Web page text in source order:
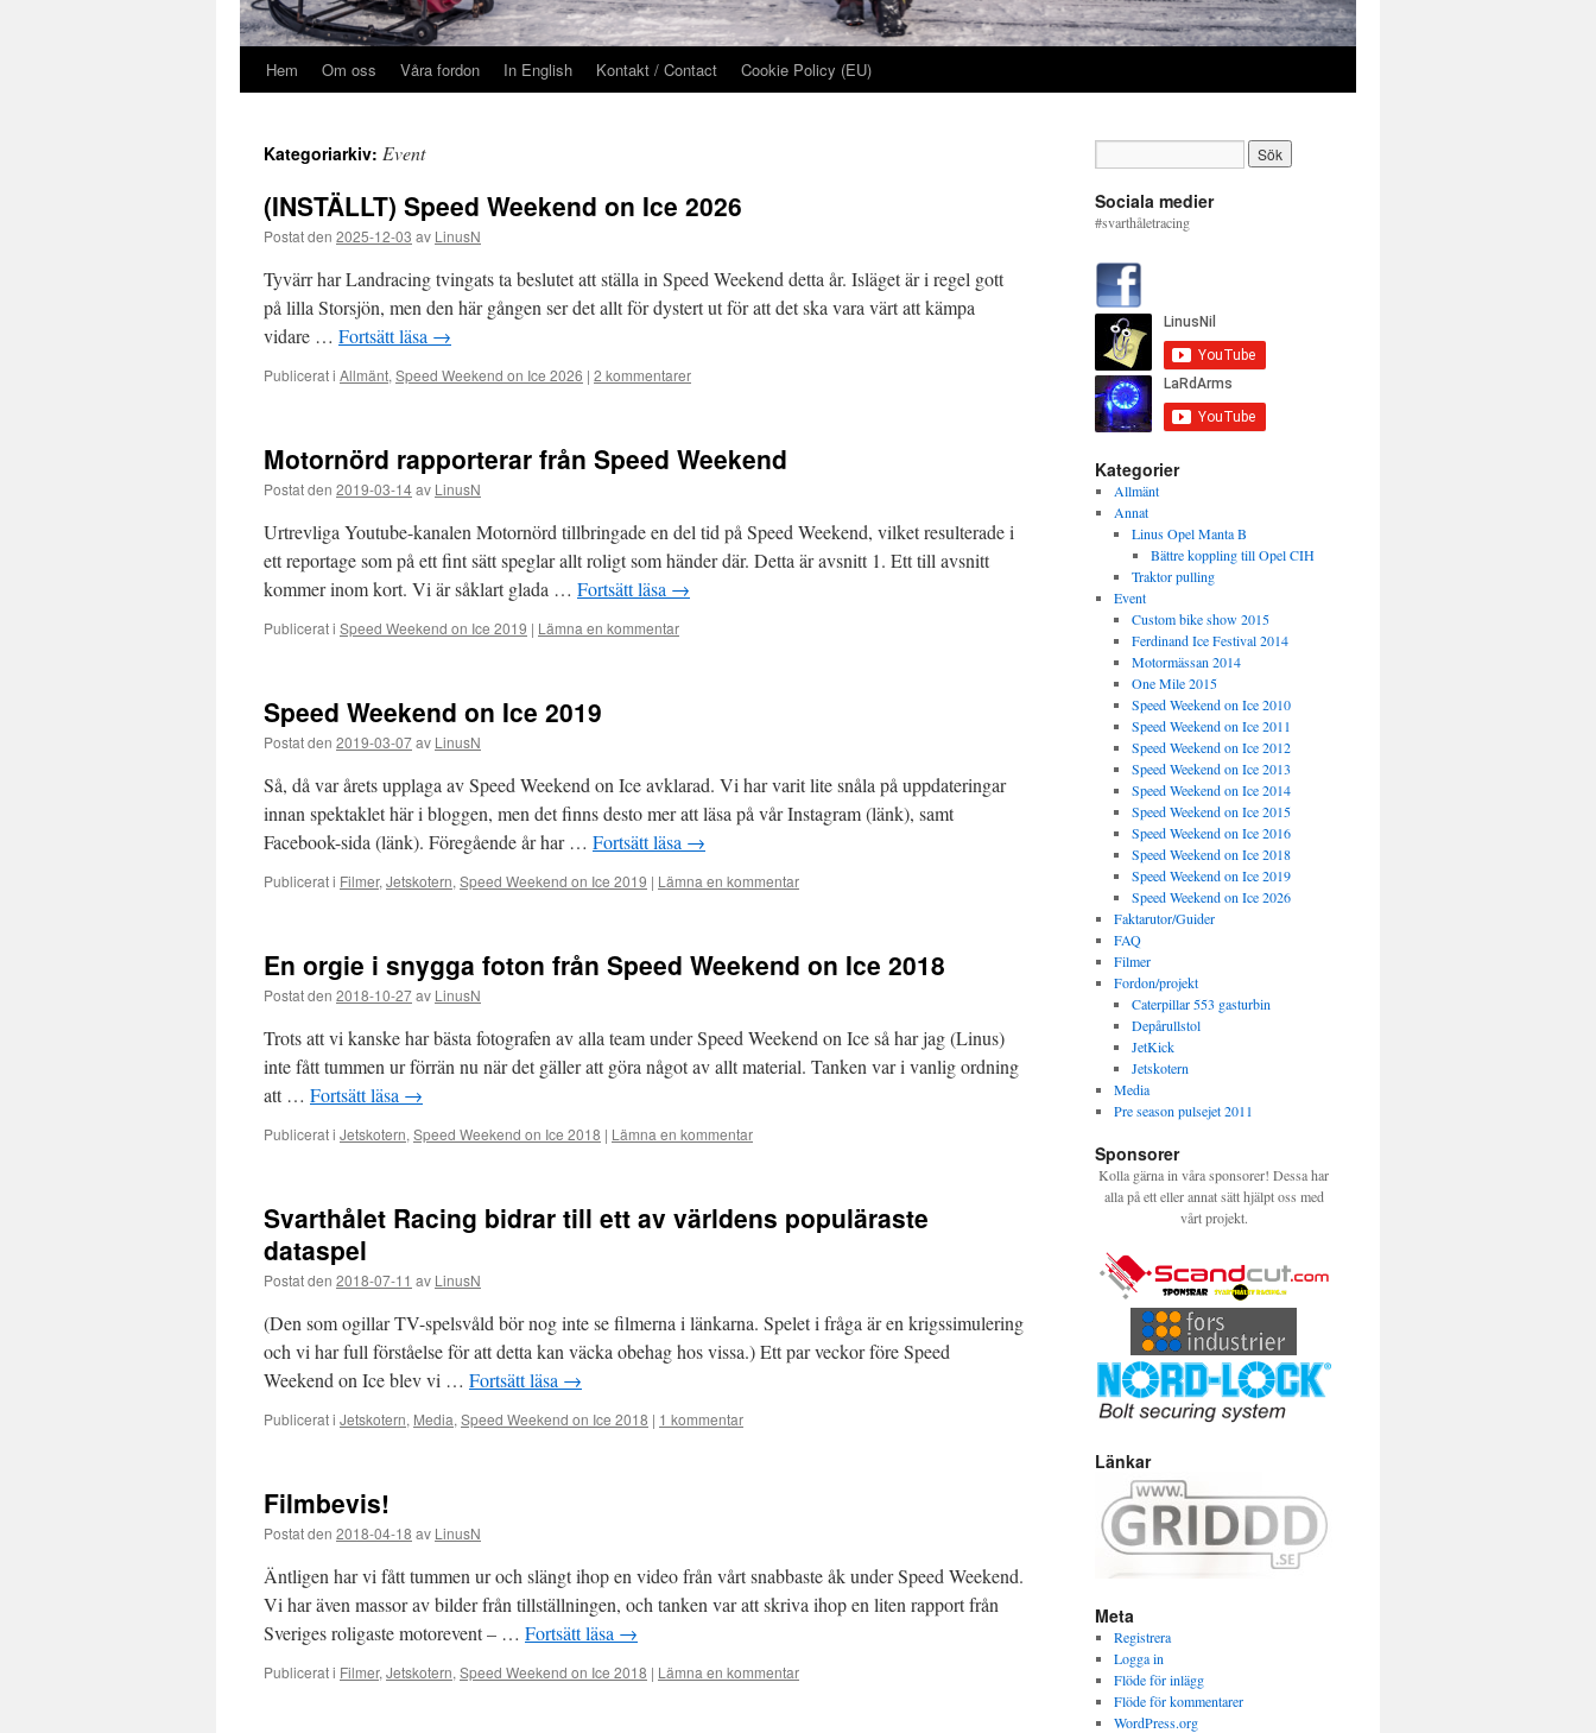
Hem Om oss Våra fordon In English Kontakt / Contact Cookie Policy (EU)
Kategoriarkiv: Event
(INSTÄLLT) Speed Weekend on Ice 2026
Postat den 2025-12-03 av LinusN
Tyvärr har Landracing tvingats ta beslutet att ställa in Speed Weekend detta år. Isläget är i regel gott
på lilla Storsjön, men den här gången ser det allt för dystert ut för att det ska vara värt att kämpa
vidare … Fortsätt läsa →
Publicerat i Allmänt, Speed Weekend on Ice 2026 | 2 kommentarer
Motornörd rapporterar från Speed Weekend
Postat den 2019-03-14av LinusN
Urtrevliga Youtube-kanalen Motornörd tillbringade en del tid på Speed Weekend, vilket resulterade i
ett reportage som på ett fint sätt speglar allt roligt som händer där. Detta är avsnitt 1. Ett till avsnitt
kommer inom kort. Vi är såklart glada … Fortsätt läsa →
Publicerat i Speed Weekend on Ice 2019 | Lämna en kommentar
Speed Weekend on Ice 2019
Postat den 2019-03-07av LinusN
Så, då var årets upplaga av Speed Weekend on Ice avklarad. Vi har varit lite snåla på uppdateringar
innan spektaklet här i bloggen, men det finns desto mer att läsa på vår Instagram (länk), samt
Facebook-sida (länk). Föregående år har … Fortsätt läsa →
Publicerat i Filmer, Jetskotern, Speed Weekend on Ice 2019 | Lämna en kommentar
En orgie i snygga foton från Speed Weekend on Ice 2018
Postat den 2018-10-27av LinusN
Trots att vi kanske har bästa fotografen av alla team under Speed Weekend on Ice så har jag (Linus)
inte fått tummen ur förrän nu när det gäller att göra något av allt material. Tanken var i vanlig ordning
att … Fortsätt läsa →
Publicerat i Jetskotern, Speed Weekend on Ice 2018 | Lämna en kommentar
Svarthålet Racing bidrar till ett av världens populäraste
dataspel
Postat den 2018-07-11 av LinusN
(Den som ogillar TV-spelsvåld bör nog inte se filmerna i länkarna. Spelet i fråga är en krigssimulering
och vi har full förståelse för att detta kan väcka obehag hos vissa.) Ett par veckor före Speed
Weekend on Ice blev vi … Fortsätt läsa →
Publicerat i Jetskotern, Media, Speed Weekend on Ice 2018 | 1 kommentar
Filmbevis!
Postat den 2018-04-18 av LinusN
Äntligen har vi fått tummen ur och slängt ihop en video från vårt snabbaste åk under Speed Weekend.
Vi har även massor av bilder från tillställningen, och tanken var att skriva ihop en liten rapport från
Sveriges roligaste motorevent – … Fortsätt läsa →
Publicerat i Filmer, Jetskotern, Speed Weekend on Ice 2018 | Lämna en kommentar
Sociala medier
#svarthåletracing
Kategorier
Allmänt
Annat
Linus Opel Manta B
Bättre koppling till Opel CIH
Traktor pulling
Event
Custom bike show 2015
Ferdinand Ice Festival 2014
Motormässan 2014
One Mile 2015
Speed Weekend on Ice 2010
Speed Weekend on Ice 2011
Speed Weekend on Ice 2012
Speed Weekend on Ice 2013
Speed Weekend on Ice 2014
Speed Weekend on Ice 2015
Speed Weekend on Ice 2016
Speed Weekend on Ice 2018
Speed Weekend on Ice 2019
Speed Weekend on Ice 2026
Faktarutor/Guider
FAQ
Filmer
Fordon/projekt
Caterpillar 553 gasturbin
Depårullstol
JetKick
Jetskotern
Media
Pre season pulsejet 2011
Sponsorer
Kolla gärna in våra sponsorer! Dessa har
alla på ett eller annat sätt hjälpt oss med
vårt projekt.
Länkar
Meta
Registrera
Logga in
Flöde för inlägg
Flöde för kommentarer
WordPress.org